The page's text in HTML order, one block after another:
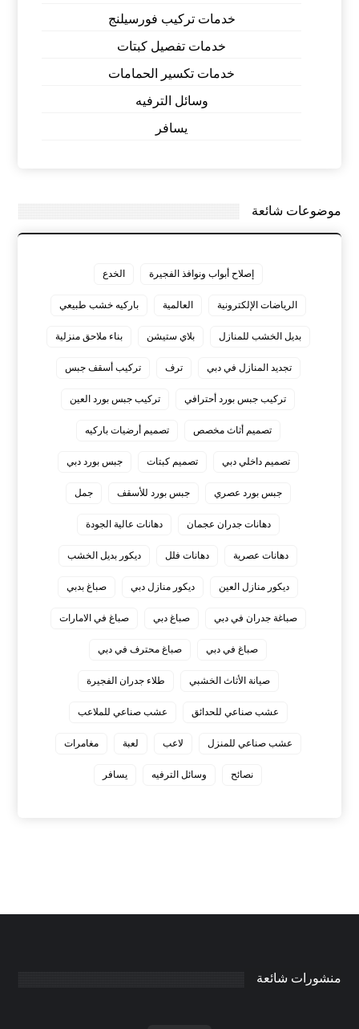
خدمات تركيب فورسيلنج
خدمات تفصيل كبتات
خدمات تكسير الحمامات
وسائل الترفيه
يسافر
موضوعات شائعة
إصلاح أبواب ونوافذ الفجيرة الخدع
الرياضات الإلكترونية العالمية باركيه خشب طبيعي
بديل الخشب للمنازل بلاي ستيشن بناء ملاحق منزلية
تجديد المنازل في دبي ترف تركيب أسقف جبس
تركيب جبس بورد أحترافي تركيب جبس بورد العين
تصميم أثاث مخصص تصميم أرضيات باركيه
تصميم داخلي دبي تصميم كبتات جبس بورد دبي
جبس بورد عصري جبس بورد للأسقف جمل
دهانات جدران عجمان دهانات عالية الجودة
دهانات عصرية دهانات فلل ديكور بديل الخشب
ديكور منازل العين ديكور منازل دبي صباغ بدبي
صباغة جدران في دبي صباغ دبي صباغ في الامارات
صباغ في دبي صباغ محترف في دبي
صيانة الأثاث الخشبي طلاء جدران الفجيرة
عشب صناعي للحدائق عشب صناعي للملاعب
عشب صناعي للمنزل لاعب لعبة مغامرات
نصائح وسائل الترفيه يسافر
منشورات شائعة